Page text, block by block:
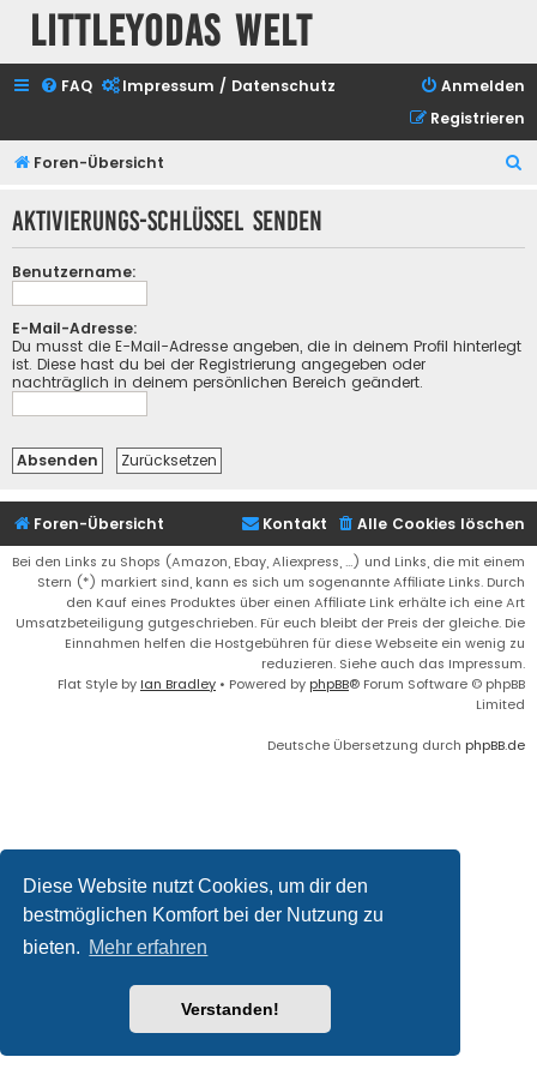
Diese Website nutzt Cookies, um dir den
bestmöglichen Komfort bei der Nutzung zu
bieten. Mehr erfahren
Verstanden!
Littleyodas Welt
FAQ Impressum / Datenschutz
Anmelden
Registrieren
Foren-Übersicht
h
Aktivierungs-Schlüssel senden
Benutzername:
E-Mail-Adresse:
Du musst die E-Mail-Adresse angeben, die in deinem Profil hinterlegt
ist. Diese hast du bei der Registrierung angegeben oder
nachträglich in deinem persönlichen Bereich geändert.
Foren-Übersicht Alle Cookies löschen
Kontakt
Bei den Links zu Shops (Amazon, Ebay, Aliexpress, ...) und Links, die mit einem
Stern (*) markiert sind, kann es sich um sogenannte Affiliate Links. Durch
den Kauf eines Produktes über einen Affiliate Link erhälte ich eine Art
Umsatzbeteiligung gutgeschrieben. Für euch bleibt der Preis der gleiche. Die
Einnahmen helfen die Hostgebühren für diese Webseite ein wenig zu
reduzieren. Siehe auch das Impressum.
Flat Style by Ian Bradley • Powered by phpBB® Forum Software © phpBB
Limited
Deutsche Übersetzung durch phpBB.de